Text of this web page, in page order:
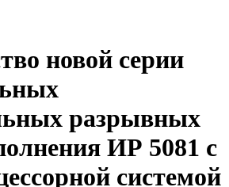
новой серии
разрывных
ИР 5081 с
системой